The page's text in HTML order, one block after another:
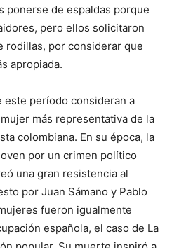
ponerse de espaldas porque
pero ellos solicitaron
rodillas, por considerar que
apropiada.
este período consideran a
más representativa de la
colombiana. En su época, la
por un crimen político
una gran resistencia al
por Juan Sámano y Pablo
fueron igualmente
española, el caso de La